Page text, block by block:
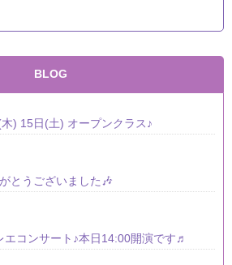
BLOG
) 15日(土) オープンクラス♪
とうございました🎶
エコンサート♪本日14:00開演です♬